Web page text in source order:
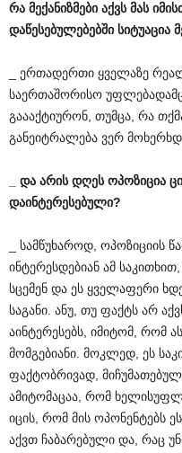
რა მექანიზმები აქვს მას
დაწესებულებებში სიტუაცია
_ ერთადერთი ყველაზე
საერთაშორისო
გაააქტიურონ, თუმცა, რა
განეიტრალება ვერ
და არის დღეს ოპოზიცია
დაინტერესებული?
_ სამწუხაროდ, ოპოზიციის
ინტერესდებიან ამ
სცემენ და ეს ყველაფერი
საგანი. ანუ, თუ ფაქტს არ
აინტერესებს, იმიტომ, რომ
მომგებიანი. მოკლედ, ეს
ფაქტობრივად,
ამიტომაცაა, რომ
იცის, რომ მის ოპონენტებს
აქვთ ჩაბარებული და, რაც